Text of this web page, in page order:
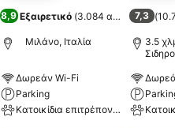
8,9 Εξαιρετικό (3.084 αξιολογήσεις)
Μιλάνο, Ιταλία
Δωρεάν Wi-Fi
Parking
Κατοικίδια επιτρέπονται
7,3 (
3.5